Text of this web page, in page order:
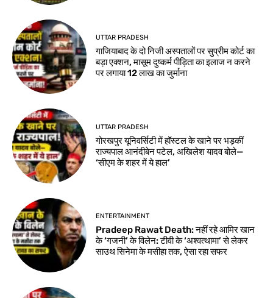
UTTAR PRADESH
गाजियाबाद के दो निजी अस्पतालों पर सुप्रीम कोर्ट का
बड़ा एक्शन, मासूम दुष्कर्म पीड़िता का इलाज न करने
पर लगाया 12 लाख का जुर्माना
UTTAR PRADESH
गोरखपुर यूनिवर्सिटी में हॉस्टल के खाने पर भड़कीं
राज्यपाल आनंदीबेन पटेल, अखिलेश यादव बोले—
‘सीएम के शहर में ये हाल’
ENTERTAINMENT
Pradeep Rawat Death: नहीं रहे आमिर खान
के ‘गजनी’ के विलेन: टीवी के ‘अश्वत्थामा’ से लेकर
साउथ सिनेमा के मसीहा तक, ऐसा रहा सफर